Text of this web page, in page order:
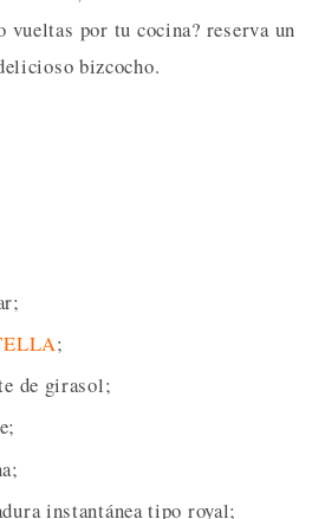
vueltas por tu cocina? reserva un
bizcocho.
;
de girasol;
instantánea tipo royal;